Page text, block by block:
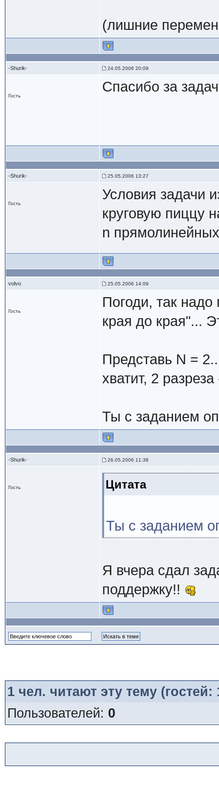
(лишние
-Shurik- 24.05.2006 20:09
Гость
Спасибо за
-Shurik- 25.05.2006 13:27
Гость
Условия задачи
круговую пиццу
n
volvo 25.05.2006 14:09
Гость
Погоди, так надо
края до края"...
Представь N =
хватит, 2
Ты с заданием
-Shurik- 26.05.2006 11:38
Гость Цитата
Ты с заданием
Я вчера сдал
поддержку!!
1чел. читают эту тему
Пользователей: 0